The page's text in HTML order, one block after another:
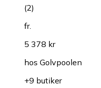
(2)
fr.
5 378 kr
hos Golvpoolen
+9 butiker